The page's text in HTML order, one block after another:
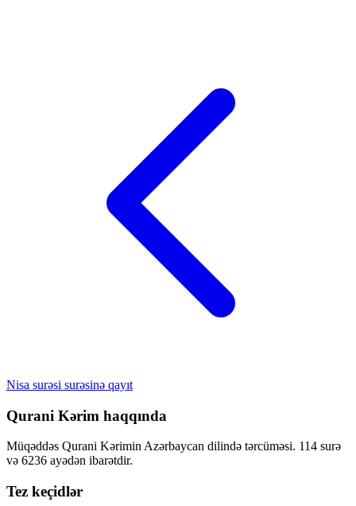
Nisa surəsi surəsinə qayıt
Qurani Kərim haqqında
Müqəddəs Qurani Kərimin Azərbaycan dilində tərcüməsi. 114 surə
və 6236 ayədən ibarətdir.
Tez keçidlər